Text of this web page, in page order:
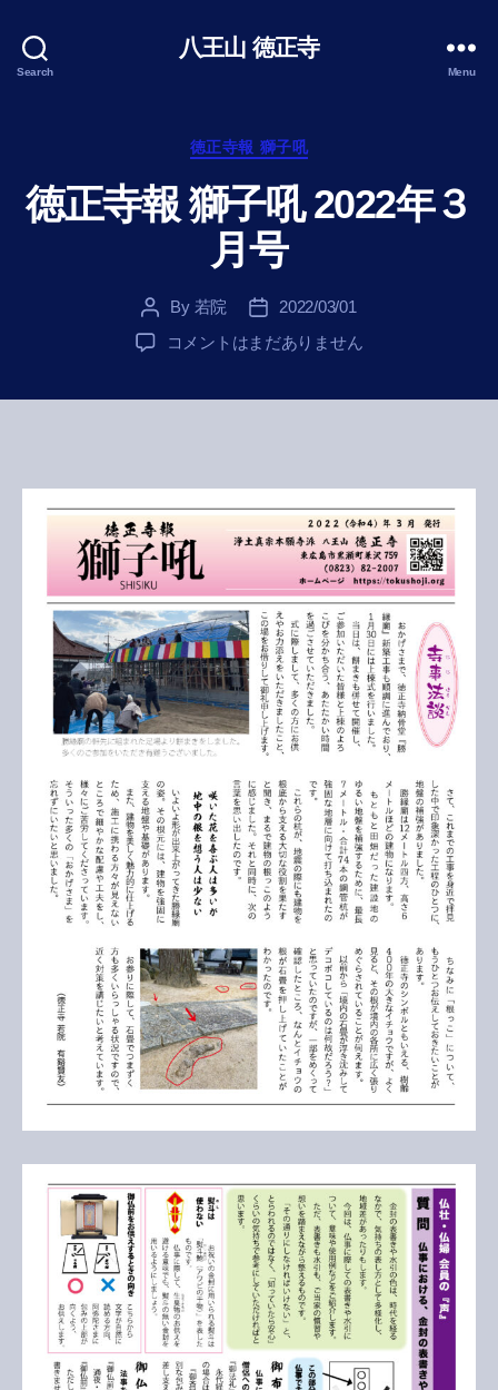
Search
八王山 徳正寺
Menu
Categories
徳正寺報 獅子吼
徳正寺報 獅子吼 2022年３
月号
Post
author
By 若院
Post
date
2022/03/01
徳
吼
2022
年
３
月
号
へ
の
コメントはまだありません